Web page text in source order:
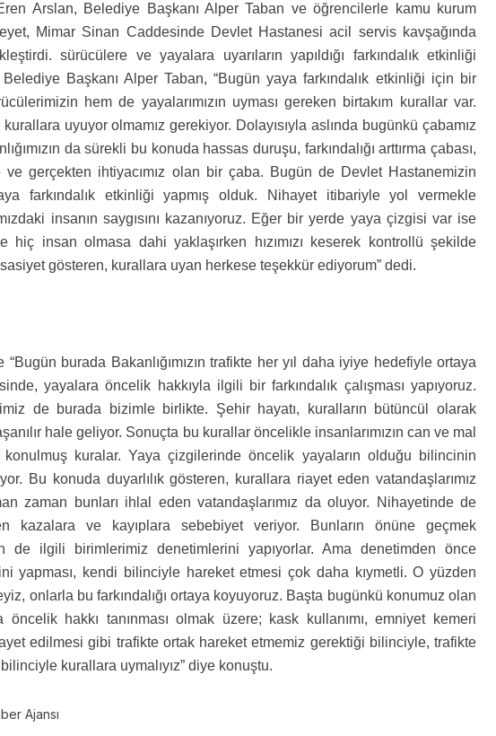
Arslan, Belediye Başkanı Alper Taban ve öğrencilerle kamu kurum
Mimar Sinan Caddesinde Devlet Hastanesi acil servis kavşağında
sürücülere ve yayalara uyarıların yapıldığı farkındalık etkinliği
Belediye Başkanı Alper Taban, “Bugün yaya farkındalık etkinliği için bir
hem de yayalarımızın uyması gereken birtakım kurallar var.
uyuyor olmamız gerekiyor. Dolayısıyla aslında bugünkü çabamız
da sürekli bu konuda hassas duruşu, farkındalığı arttırma çabası,
gerçekten ihtiyacımız olan bir çaba. Bugün de Devlet Hastanemizin
farkındalık etkinliği yapmış olduk. Nihayet itibariyle yol vermekle
insanın saygısını kazanıyoruz. Eğer bir yerde yaya çizgisi var ise
hiç insan olmasa dahi yaklaşırken hızımızı keserek kontrollü şekilde
gösteren, kurallara uyan herkese teşekkür ediyorum” dedi.
burada Bakanlığımızın trafikte her yıl daha iyiye hedefiyle ortaya
yayalara öncelik hakkıyla ilgili bir farkındalık çalışması yapıyoruz.
de burada bizimle birlikte. Şehir hayatı, kuralların bütüncül olarak
hale geliyor. Sonuçta bu kurallar öncelikle insanlarımızın can ve mal
kuralar. Yaya çizgilerinde öncelik yayaların olduğu bilincinin
Bu konuda duyarlılık gösteren, kurallara riayet eden vatandaşlarımız
zaman bunları ihlal eden vatandaşlarımız da oluyor. Nihayetinde de
kazalara ve kayıplara sebebiyet veriyor. Bunların önüne geçmek
de ilgili birimlerimiz denetimlerini yapıyorlar. Ama denetimden önce
yapması, kendi bilinciyle hareket etmesi çok daha kıymetli. O yüzden
onlarla bu farkındalığı ortaya koyuyoruz. Başta bugünkü konumuz olan
hakkı tanınması olmak üzere; kask kullanımı, emniyet kemeri
edilmesi gibi trafikte ortak hareket etmemiz gerektiği bilinciyle, trafikte
kurallara uymalıyız” diye konuştu.
Ajansı